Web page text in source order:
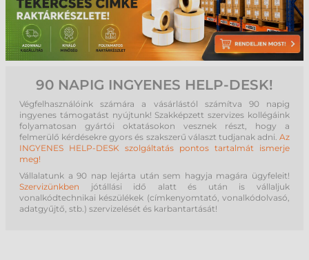
90 NAPIG INGYENES HELP-DESK!
Végfelhasználóink számára a vásárlástól számítva 90 napig
ingyenes támogatást nyújtunk! Szakképzett szervizes kollégáink
folyamatosan gyártói oktatásokon vesznek részt, hogy a
felmerülő kérdésekre gyors és szakszerű választ tudjanak adni. Az
INGYENES HELP-DESK szolgáltatás pontos tartalmát ismerje
meg!
Vállalatunk a 90 nap lejárta után sem hagyja magára ügyfeleit!
Szervizünkben jótállási idő alatt és után is vállaljuk
vonalkódtechnikai készülékek (címkenyomtató, vonalkódolvasó,
adatgyűjtő, stb.) szervizelését és karbantartását!